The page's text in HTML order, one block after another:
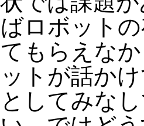
ばロボット
てもらえな
ットが話か
としてみな